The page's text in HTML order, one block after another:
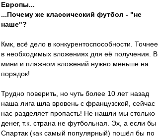
Европы...
...Почему же классический футбол - "не
наше"?
Кмк, всё дело в конкурентоспособности. Точнее
в необходимых вложениях для её получения. В
мини и пляжном вложений нужно меньше на
порядок!
Трудно поверить, но чуть более 10 лет назад
наша лига шла вровень с французской, сейчас
нас разделяет пропасть! Не нашли мы столько
денег, т.к. страна не футбольная. Эх, а если бы
Спартак (как самый популярный) пошёл бы по